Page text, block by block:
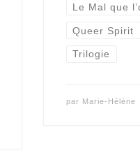
Le Mal que
Queer Spirit
Trilogie
par Marie-Hélène